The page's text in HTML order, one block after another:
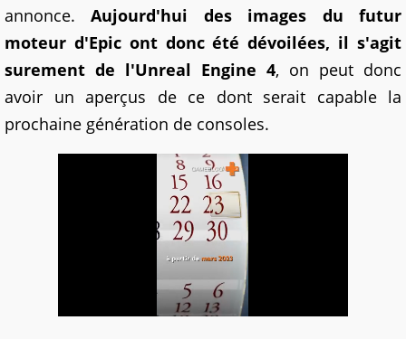
annonce.Aujourd'hui des images du futur
moteur d'Epic ont donc été dévoilées, il s'agit
surement de l'Unreal Engine 4, on peut donc
avoir un aperçus de ce dont serait capable la
prochaine génération de consoles.